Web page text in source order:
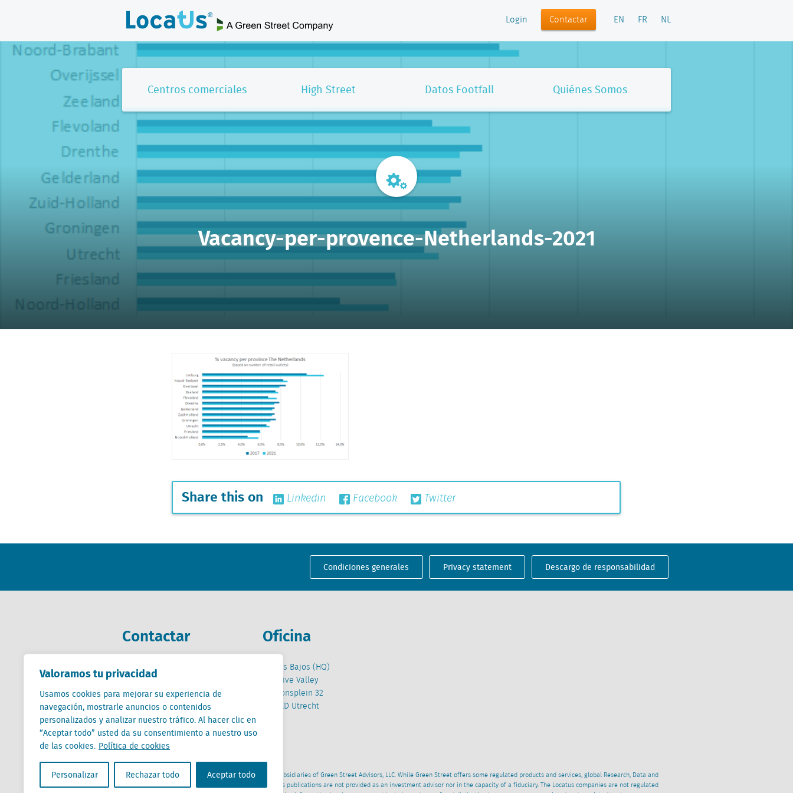
Valoramos tu privacidad
Usamos cookies para mejorar su experiencia de
navegación, mostrarle anuncios o contenidos
personalizados y analizar nuestro tráfico. Al hacer clic en
“Aceptar todo” usted da su consentimiento a nuestro uso
de las cookies. Política de cookies
Personalizar Rechazar todo Aceptar todo
Login Contactar EN FR NL
Centros comerciales High Street Datos Footfall Quiénes Somos
Vacancy-per-provence-Netherlands-2021
Share this on Linkedin Facebook Twitter
Condiciones generales Privacy statement Descargo de responsabilidad
Contactar
+31 (0) 85 760 3283
+32 (0) 2 267 2800
es@locatus.com
Oficina
Países Bajos (HQ)
Creative Valley
Stationsplein 32
3511 ED Utrecht
Locatus B.V. and Locatus Belgie B.V. are wholly-owned subsidiaries of Green Street Advisors, LLC. While Green Street offers some regulated products and services, global Research, Data and
Analytics products along with Green Street’s global News publications are not provided as an investment advisor nor in the capacity of a fiduciary. The Locatus companies are not regulated